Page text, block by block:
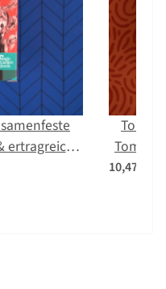
ertragreich -
10,47 Fr.